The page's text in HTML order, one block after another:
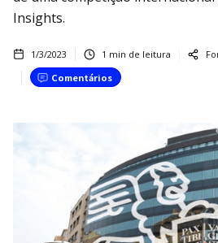
Insights.
1/3/2023 1 min de leitura
Comentários